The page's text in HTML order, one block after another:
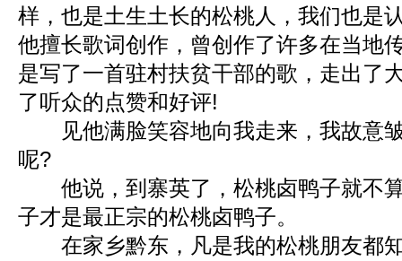
样，也是土生土长的松桃人，我们也是
他擅长歌词创作，曾创作了许多在当地
是写了一首驻村扶贫干部的歌，走出了
了听众的点赞和好评!
见他满脸笑容地向我走来，我故意
呢?
他说，到寨英了，松桃卤鸭子就不
子才是最正宗的松桃卤鸭子。
在家乡黔东，凡是我的松桃朋友都